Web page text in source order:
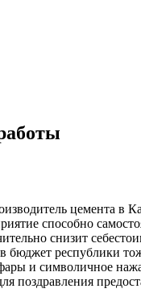
цемента в
способно
снизит
бюджет республики
и символичное
поздравления